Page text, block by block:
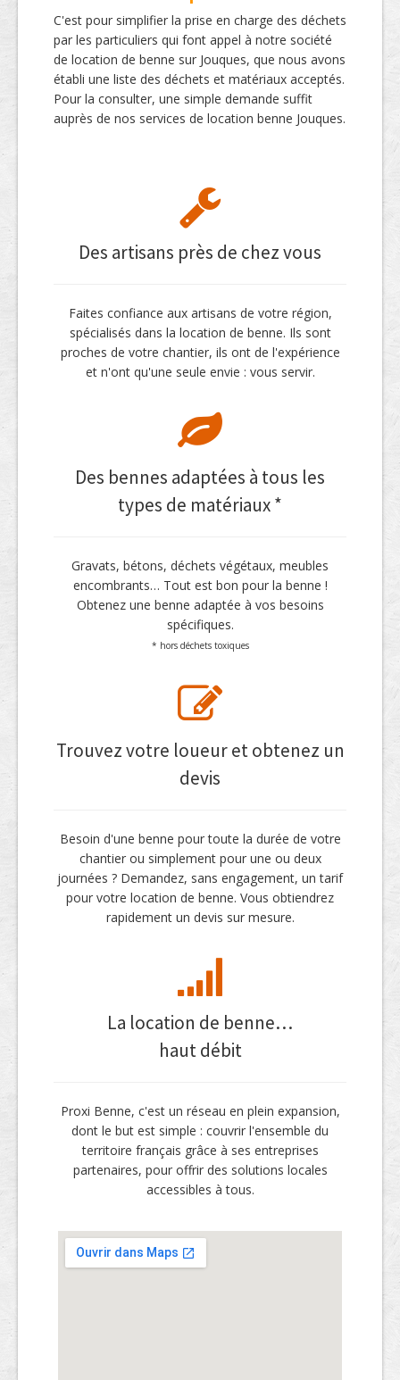
C'est pour simplifier la prise en charge des déchets
par les particuliers qui font appel à notre société
de location de benne sur Jouques, que nous avons
établi une liste des déchets et matériaux acceptés.
Pour la consulter, une simple demande suffit
auprès de nos services de location benne Jouques.
Des artisans près de chez vous
Faites confiance aux artisans de votre région,
spécialisés dans la location de benne. Ils sont
proches de votre chantier, ils ont de l'expérience
et n'ont qu'une seule envie : vous servir.
Des bennes adaptées à tous les
types de matériaux *
Gravats, bétons, déchets végétaux, meubles
encombrants… Tout est bon pour la benne !
Obtenez une benne adaptée à vos besoins
spécifiques.
* hors déchets toxiques
Trouvez votre loueur et obtenez un
devis
Besoin d'une benne pour toute la durée de votre
chantier ou simplement pour une ou deux
journées ? Demandez, sans engagement, un tarif
pour votre location de benne. Vous obtiendrez
rapidement un devis sur mesure.
La location de benne…
haut débit
Proxi Benne, c'est un réseau en plein expansion,
dont le but est simple : couvrir l'ensemble du
territoire français grâce à ses entreprises
partenaires, pour offrir des solutions locales
accessibles à tous.